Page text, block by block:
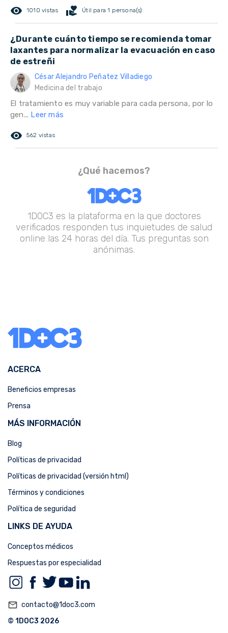
remove_red_eye 1010 vistas volunteer_activism Útil para 1 persona(s)
¿Durante cuánto tiempo se recomienda tomar
laxantes para normalizar la evacuación en caso
de estreñi
César Alejandro Peñatez Villadiego
Medicina del trabajo
El tratamiento es muy variable para cada persona, por lo
gen... Leer más
remove_red_eye 562 vistas
¿Qué hacemos?
1DOC3 es la plataforma en la que doctores
verificados responden tus inquietudes de salud
online las 24 horas del día. Tus preguntas son
anónimas.
ACERCA
Beneficios empresas
Prensa
MÁS INFORMACIÓN
Blog
Políticas de privacidad
Políticas de privacidad (versión html)
Términos y condiciones
Política de seguridad
LINKS DE AYUDA
Conceptos médicos
Respuestas por especialidad
mail_outline contacto@1doc3.com
© 1DOC3 2026